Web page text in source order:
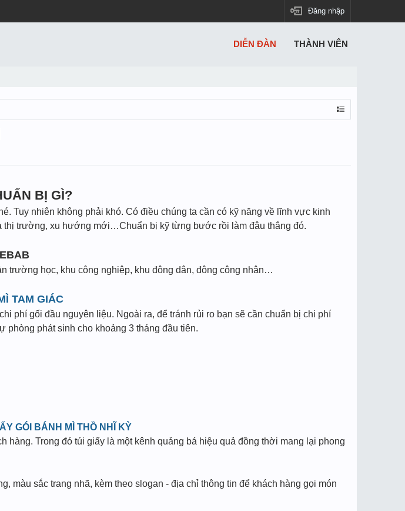
Đăng nhập
BỊ GÌ?
Tuy nhiên không phải khó. Có điều chúng ta cần có kỹ năng về lĩnh vực kinh
thị trường, xu hướng mới…Chuẩn bị kỹ từng bước rồi làm đâu thắng đó.
trường học, khu công nghiệp, khu đông dân, đông công nhân…
TAM GIÁC
phí gối đầu nguyên liệu. Ngoài ra, để tránh rủi ro bạn sẽ cần chuẩn bị chi phí
phát sinh cho khoảng 3 tháng đầu tiên.
GÓI BÁNH MÌ THỒ NHĨ KỲ
Trong đó túi giấy là một kênh quảng bá hiệu quả đồng thời mang lại phong
màu sắc trang nhã, kèm theo slogan - địa chỉ thông tin để khách hàng gọi món
DIỄN ĐÀN THÀNH VIÊN